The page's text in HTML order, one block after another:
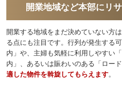
開業地域など本部にリ
開業する地域をまだ決めていない方
る点にも注目です。行列が発生する
内」や、主婦も気軽に利用しやすい
内」、あるいは賑わいのある「ロード
適した物件を斡旋してもらえます。